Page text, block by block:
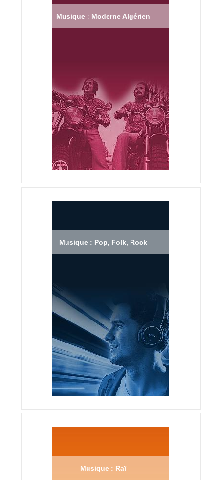
Musique : Moderne Algérien
Musique : Pop, Folk, Rock
Musique : Raï